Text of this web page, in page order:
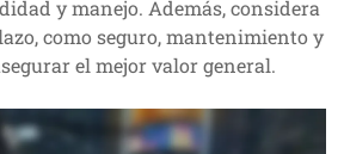
y manejo. Además, considera
como seguro, mantenimiento y
el mejor valor general.